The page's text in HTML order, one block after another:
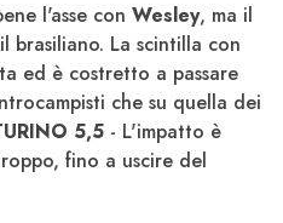
l'asse con Wesley, ma il
brasiliano. La scintilla con
ed è costretto a passare
che su quella dei
5,5 - L'impatto è
fino a uscire del